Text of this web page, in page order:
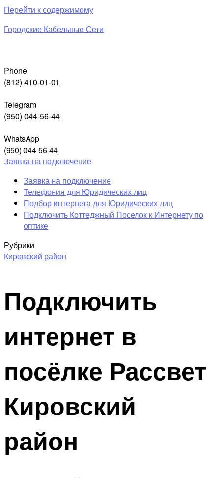
Перейти к содержимому
Городские Кабельные Сети
Phone
(812) 410-01-01
Telegram
(950) 044-56-44
WhatsApp
(950) 044-56-44
Заявка на подключение
Заявка на подключение
Телефония для Юридических лиц
Подбор интернета для Юридических лиц
Подключить Коттеджный Поселок к Интернету по
оптике
Рубрики
Кировский район
Подключить
интернет в
посёлке Рассвет
Кировский
район